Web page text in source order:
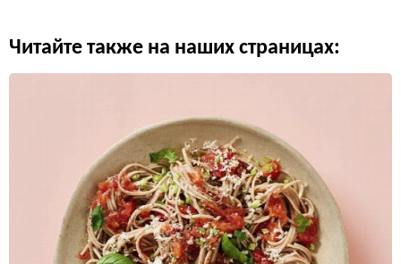
Читайте также на наших страницах: